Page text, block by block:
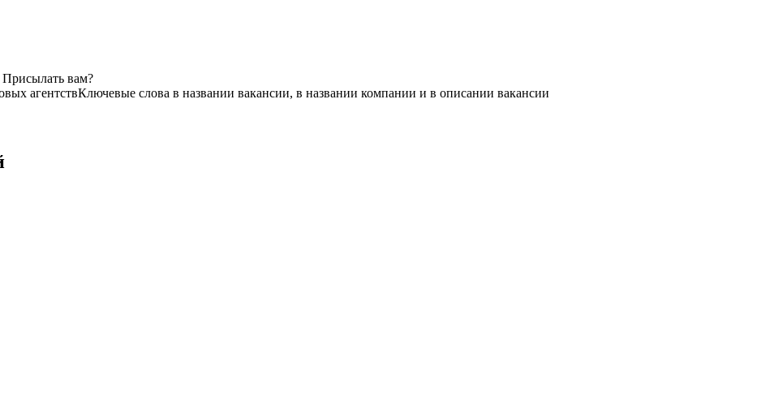
Присылать вам?
агентствКлючевые слова в названии вакансии, в названии компании и в описании вакансии